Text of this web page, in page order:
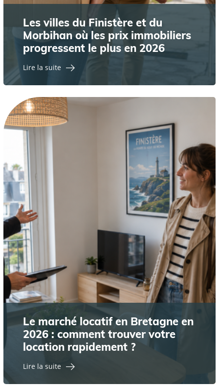
Les villes du Finistère et du
Morbihan où les prix immobiliers
progressent le plus en 2026
Lire la suite
Le marché locatif en Bretagne en
2026 : comment trouver votre
location rapidement ?
Lire la suite